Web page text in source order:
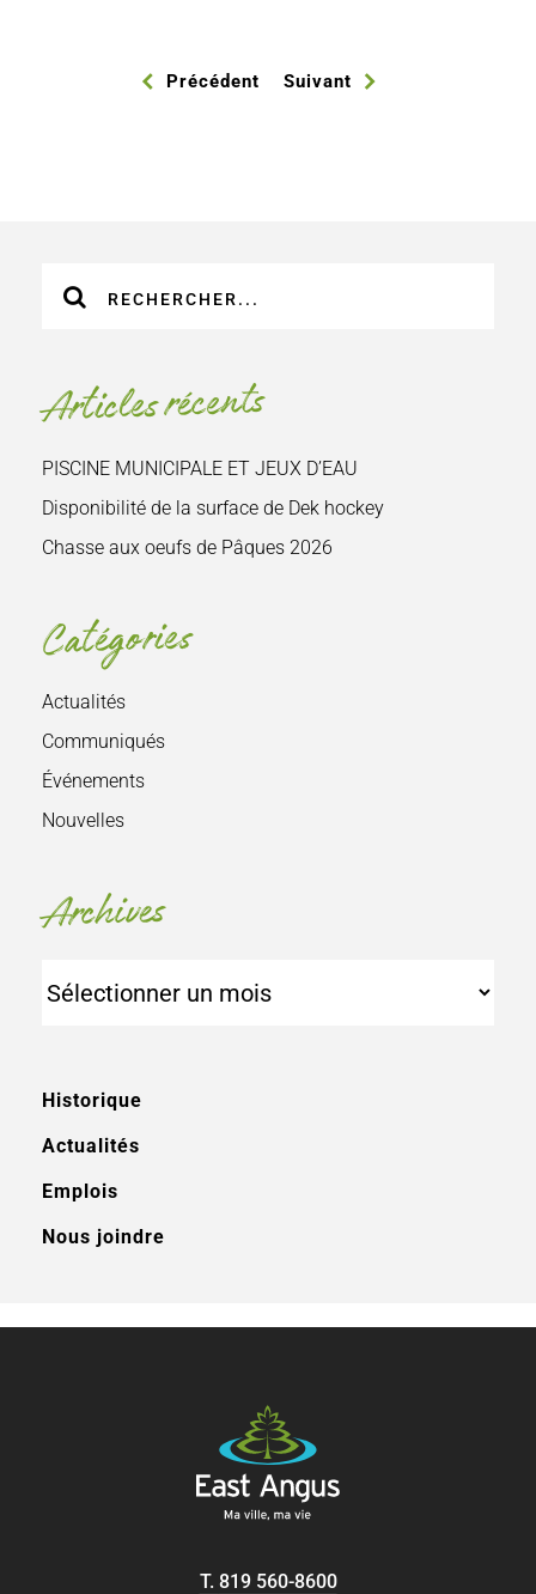
Précédent Suivant
sur
Articles récents
PISCINE MUNICIPALE ET JEUX D’EAU
Disponibilité de la surface de Dek hockey
Chasse aux oeufs de Pâques 2026
Catégories
Actualités
Communiqués
Événements
Nouvelles
Archives
Historique
Actualités
Emplois
Nous joindre
T. 819 560-8600